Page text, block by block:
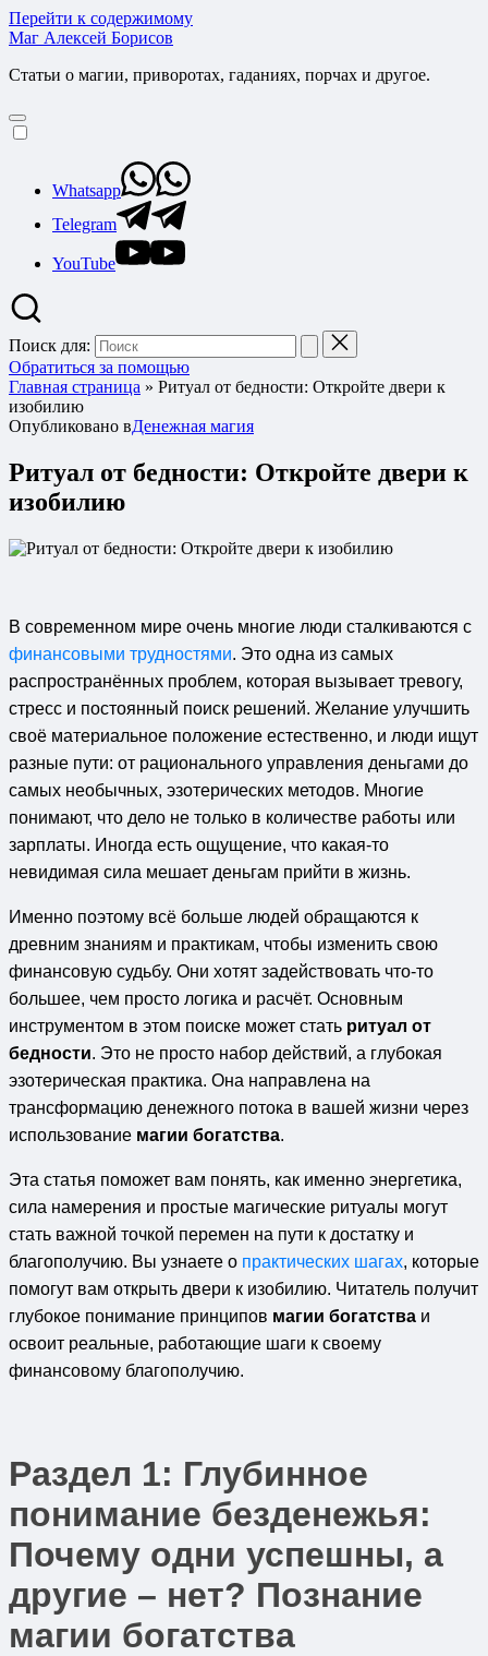
Перейти к содержимому
Маг Алексей Борисов
Статьи о магии, приворотах, гаданиях, порчах и другое.
Whatsapp
Telegram
YouTube
Поиск для:
Обратиться за помощью
Главная страница » Ритуал от бедности: Откройте двери к
изобилию
Опубликовано вДенежная магия
Ритуал от бедности: Откройте двери к
изобилию
В современном мире очень многие люди сталкиваются с
финансовыми трудностями. Это одна из самых
распространённых проблем, которая вызывает тревогу,
стресс и постоянный поиск решений. Желание улучшить
своё материальное положение естественно, и люди ищут
разные пути: от рационального управления деньгами до
самых необычных, эзотерических методов. Многие
понимают, что дело не только в количестве работы или
зарплаты. Иногда есть ощущение, что какая-то
невидимая сила мешает деньгам прийти в жизнь.
Именно поэтому всё больше людей обращаются к
древним знаниям и практикам, чтобы изменить свою
финансовую судьбу. Они хотят задействовать что-то
большее, чем просто логика и расчёт. Основным
инструментом в этом поиске может стать ритуал от
бедности. Это не просто набор действий, а глубокая
эзотерическая практика. Она направлена на
трансформацию денежного потока в вашей жизни через
использование магии богатства.
Эта статья поможет вам понять, как именно энергетика,
сила намерения и простые магические ритуалы могут
стать важной точкой перемен на пути к достатку и
благополучию. Вы узнаете о практических шагах, которые
помогут вам открыть двери к изобилию. Читатель получит
глубокое понимание принципов магии богатства и
освоит реальные, работающие шаги к своему
финансовому благополучию.
Раздел 1: Глубинное
понимание безденежья:
Почему одни успешны, а
другие – нет? Познание
магии богатства